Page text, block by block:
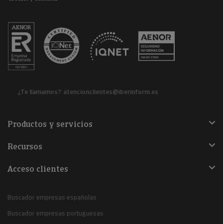
¿Te llamamos? atencionclientes@iberinform.es
Productos y servicios
Recursos
Acceso clientes
Buscador empresas españolas
Buscador empresas portuguesas